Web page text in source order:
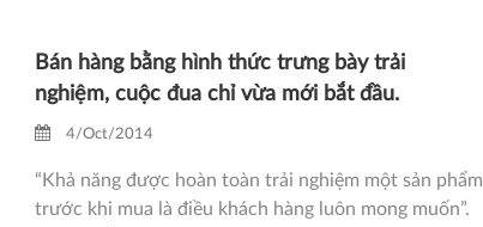
Bán hàng bằng hình thức trưng bày trải
nghiệm, cuộc đua chỉ vừa mới bắt đầu.
4/Oct/2014
“Khả năng được hoàn toàn trải nghiệm một sản phẩm
trước khi mua là điều khách hàng luôn mong muốn”.